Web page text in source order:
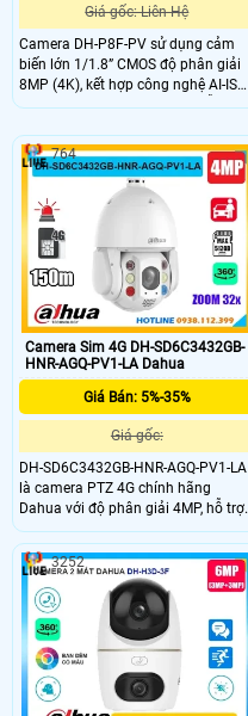
Giá gốc: Liên Hệ
Camera DH-P8F-PV sử dụng cảm
biến lớn 1/1.8” CMOS độ phân giải
8MP (4K), kết hợp công nghệ AI-ISP
cho hình ảnh rõ nét cả ngày lẫn
dõi đối tượng (Auto Tracking), phát
hiện người và phương tiện, cùng
cảnh báo bằng còi hú và đèn chớp
khi phát hiện xâm nhập.
Camera Sim 4G DH-SD6C3432GB-
HNR-AGQ-PV1-LA Dahua
Giá Bán: 5%-35%
Giá gốc:
DH-SD6C3432GB-HNR-AGQ-PV1-LA
là camera PTZ 4G chính hãng
Dahua với độ phân giải 4MP, hỗ trợ
zoom quang 32x, phát hiện người
và phương tiện chính xác. Camera
tích hợp hồng ngoại tầm xa 150m,
có màu ban đêm trong phạm vi
50m, khả năng quay xoay 360 độ
linh hoạt. Camera hỗ trợ báo động
thông minh khe thẻ nhớ đến 512GB
và đạt chuẩn chống nước IP66 phù
hợp lắp ngoài trời.
764
3252